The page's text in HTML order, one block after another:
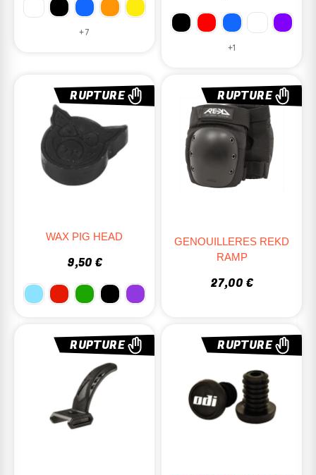
+7
+1
RUPTURE
WAX PIG HEAD
9,50 €
RUPTURE
GENOUILLERES REKD
RAMP
27,00 €
RUPTURE RUPTURE